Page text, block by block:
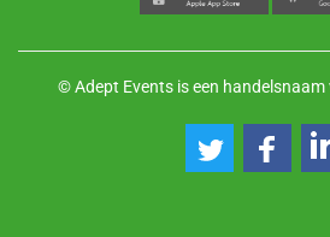
© Adept Events is een handelsnaam